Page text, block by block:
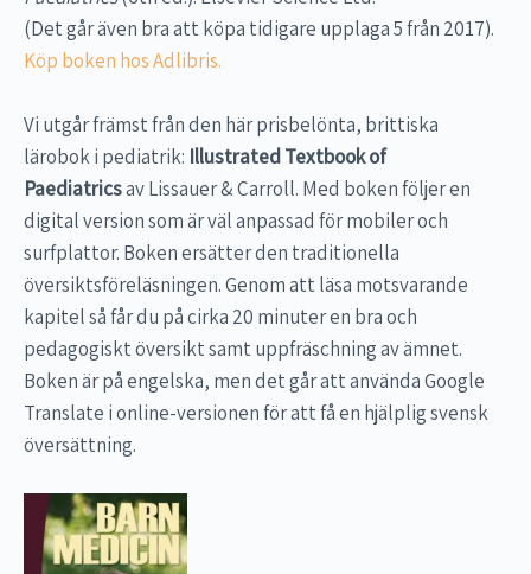
(Det går även bra att köpa tidigare upplaga 5 från 2017).
Köp boken hos Adlibris.
Vi utgår främst från den här prisbelönta, brittiska
lärobok i pediatrik: Illustrated Textbook of
Paediatricsav Lissauer & Carroll. Med boken följer en
digital version som är väl anpassad för mobiler och
surfplattor. Boken ersätter den traditionella
översiktsföreläsningen. Genom att läsa motsvarande
kapitel så får du på cirka 20 minuter en bra och
pedagogiskt översikt samt uppfräschning av ämnet.
Boken är på engelska, men det går att använda Google
Translate i online-versionen för att få en hjälplig svensk
översättning.